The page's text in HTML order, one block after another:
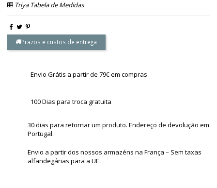
Triya Tabela de Medidas
Prazos e custos de entrega
Envio Grátis a partir de 79€ em compras
100 Dias para troca gratuita
30 dias para retornar um produto. Endereço de devolução em
Portugal.
Envio a partir dos nossos armazéns na França – Sem taxas
alfandegárias para a UE.